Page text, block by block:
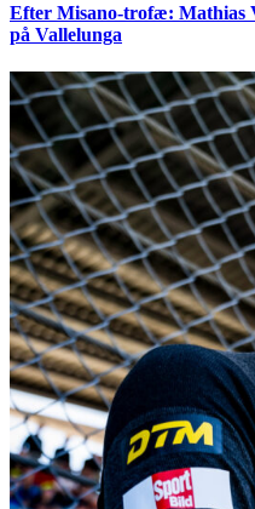
Efter Misano-trofæ: Mathias
på Vallelunga